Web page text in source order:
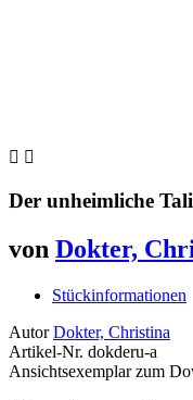
 
Der unheimliche
von Dokter,
Stückinformationen
Autor Dokter, Christina
Artikel-Nr. dokderu-a
Ansichtsexemplar zum